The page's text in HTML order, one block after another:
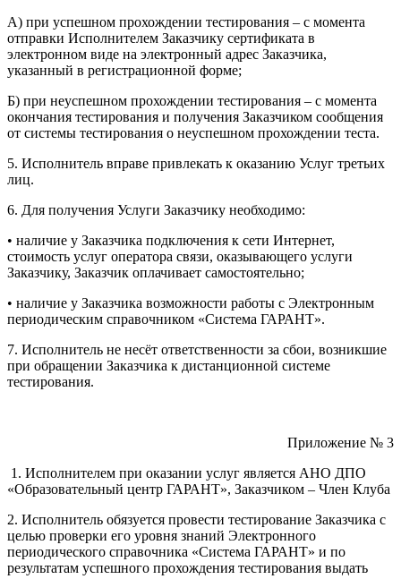
А) при успешном прохождении тестирования – с момента
отправки Исполнителем Заказчику сертификата в
электронном виде на электронный адрес Заказчика,
указанный в регистрационной форме;
Б) при неуспешном прохождении тестирования – с момента
окончания тестирования и получения Заказчиком сообщения
от системы тестирования о неуспешном прохождении теста.
5. Исполнитель вправе привлекать к оказанию Услуг третьих
лиц.
6. Для получения Услуги Заказчику необходимо:
• наличие у Заказчика подключения к сети Интернет,
стоимость услуг оператора связи, оказывающего услуги
Заказчику, Заказчик оплачивает самостоятельно;
• наличие у Заказчика возможности работы с Электронным
периодическим справочником «Система ГАРАНТ».
7. Исполнитель не несёт ответственности за сбои, возникшие
при обращении Заказчика к дистанционной системе
тестирования.
Приложение № 3
1. Исполнителем при оказании услуг является АНО ДПО
«Образовательный центр ГАРАНТ», Заказчиком – Член Клуба
2. Исполнитель обязуется провести тестирование Заказчика с
целью проверки его уровня знаний Электронного
периодического справочника «Система ГАРАНТ» и по
результатам успешного прохождения тестирования выдать